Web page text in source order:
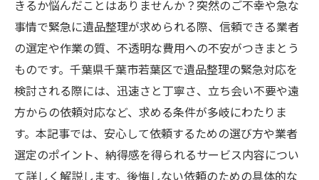
きるか悩んだことはありませんか？突然のご不幸や急な
事情で緊急に遺品整理が求められる際、信頼できる業者
の選定や作業の質、不透明な費用への不安がつきまとう
ものです。千葉県千葉市若葉区で遺品整理の緊急対応を
検討される際には、迅速さと丁寧さ、立ち会い不要や遠
方からの依頼対応など、求める条件が多岐にわたりま
す。本記事では、安心して依頼するための選び方や業者
選定のポイント、納得感を得られるサービス内容につい
て詳しく解説します。後悔しない依頼のための具体的な